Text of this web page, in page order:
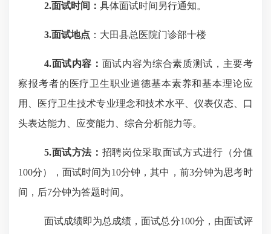
2.面试时间： 具体面试时间另行通知。
3.面试地点 ：大田县总医院门诊部十楼
4.面试内容： 面试内容为综合素质测试，主要考
察报考者的医疗卫生职业道德基本素养和基本理论应
用、医疗卫生技术专业理念和技术水平、仪表仪态、口
头表达能力、应变能力、综合分析能力等。
5.面试方法： 招聘岗位采取面试方式进行（分值
100分），面试时间为10分钟，其中，前3分钟为思考时
间，后7分钟为答题时间。
面试成绩即为总成绩，面试总分100分，由面试评